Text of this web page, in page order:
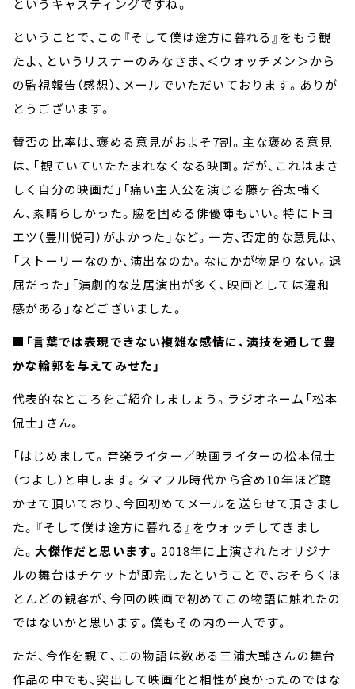
というキャスティングですね。
ということで、この『そして僕は途方に暮れる』をもう観
たよ、というリスナーのみなさま、＜ウォッチメン＞から
の監視報告（感想）、メールでいただいております。ありが
とうございます。
賛否の比率は、褒める意見がおよそ7割。主な褒める意見
は、「観ていていたたまれなくなる映画。だが、これはまさ
しく自分の映画だ」「痛い主人公を演じる藤ヶ谷太輔く
ん、素晴らしかった。脇を固める俳優陣もいい。特にトヨ
エツ（豊川悦司）がよかった」など。一方、否定的な意見は、
「ストーリーなのか、演出なのか。なにかが物足りない。退
屈だった」「演劇的な芝居演出が多く、映画としては違和
感がある」などございました。
■「言葉では表現できない複雑な感情に、演技を通して豊
かな輪郭を与えてみせた」
代表的なところをご紹介しましょう。ラジオネーム「松本
侃士」さん。
「はじめまして。音楽ライター／映画ライターの松本侃士
（つよし）と申します。タマフル時代から含め10年ほど聴
かせて頂いており、今回初めてメールを送らせて頂きまし
た。『そして僕は途方に暮れる』をウォッチしてきまし
た。大傑作だと思います。 2018年に上演されたオリジナ
ルの舞台はチケットが即完したということで、おそらくほ
とんどの観客が、今回の映画で初めてこの物語に触れたの
ではないかと思います。僕もその内の一人です。
ただ、今作を観て、この物語は数ある三浦大輔さんの舞台
作品の中でも、突出して映画化と相性が良かったのではな